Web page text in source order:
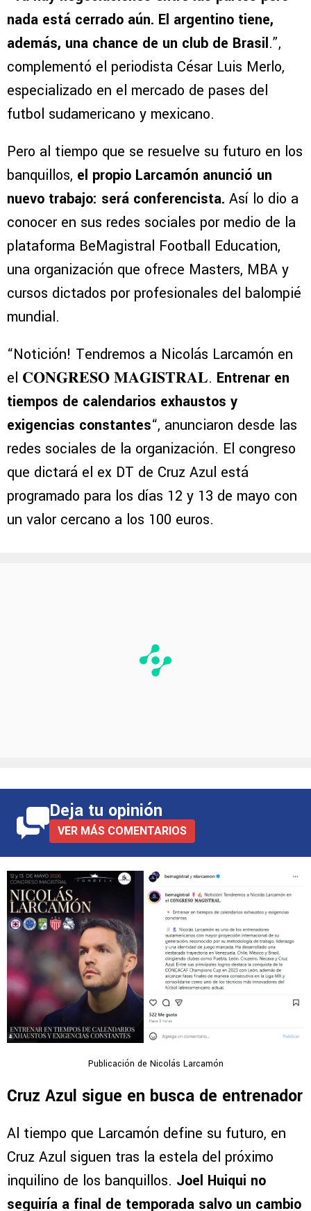
nada está cerrado aún. El argentino tiene,
además, una chance de un club de Brasil.”,
complementó el periodista César Luis Merlo,
especializado en el mercado de pases del
futbol sudamericano y mexicano.
Pero al tiempo que se resuelve su futuro en los
banquillos, el propio Larcamón anunció un
nuevo trabajo: será conferencista. Así lo dio a
conocer en sus redes sociales por medio de la
plataforma BeMagistral Football Education,
una organización que ofrece Masters, MBA y
cursos dictados por profesionales del balompié
mundial.
“Notición! Tendremos a Nicolás Larcamón en
el 𝐂𝐎𝐍𝐆𝐑𝐄𝐒𝐎 𝐌𝐀𝐆𝐈𝐒𝐓𝐑𝐀𝐋. Entrenar en
tiempos de calendarios exhaustos y
exigencias constantes“, anunciaron desde las
redes sociales de la organización. El congreso
que dictará el ex DT de Cruz Azul está
programado para los días 12 y 13 de mayo con
un valor cercano a los 100 euros.
Deja tu opinión
VER MÁS COMENTARIOS
Publicación de Nicolás Larcamón
Cruz Azul sigue en busca de entrenador
Al tiempo que Larcamón define su futuro, en
Cruz Azul siguen tras la estela del próximo
inquilino de los banquillos. Joel Huiqui no
seguiría a final de temporada salvo un cambio